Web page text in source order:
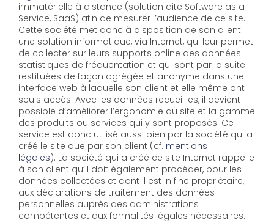
immatérielle à distance (solution dite Software as a
Service, SaaS) afin de mesurer l’audience de ce site.
Cette société met donc à disposition de son client
une solution informatique, via Internet, qui leur permet
de collecter sur leurs supports online des données
statistiques de fréquentation et qui sont par la suite
restituées de façon agrégée et anonyme dans une
interface web à laquelle son client et elle même ont
seuls accès. Avec les données recueillies, il devient
possible d’améliorer l’ergonomie du site et la gamme
des produits ou services qui y sont proposés. Ce
service est donc utilisé aussi bien par la société qui a
créé le site que par son client (cf. mentions
légales). La société qui a créé ce site Internet rappelle
à son client qu’il doit également procéder, pour les
données collectées et dont il est in fine propriétaire,
aux déclarations de traitement des données
personnelles auprès des administrations
compétentes et aux formalités légales nécessaires.